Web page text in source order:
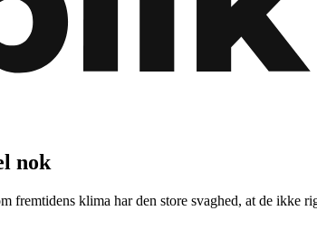
nok
fremtidens klima har den store svaghed, at de ikke